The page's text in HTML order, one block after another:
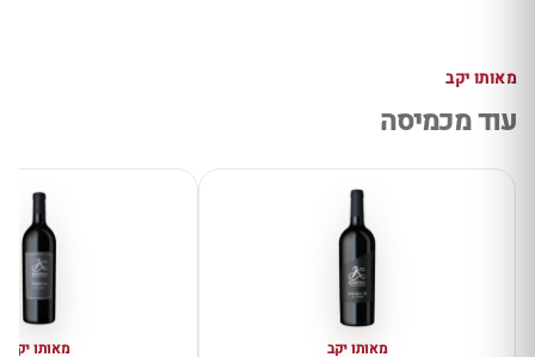
מאותו יקב
עוד מכמיסה
מאותו יקב מאותו יקב